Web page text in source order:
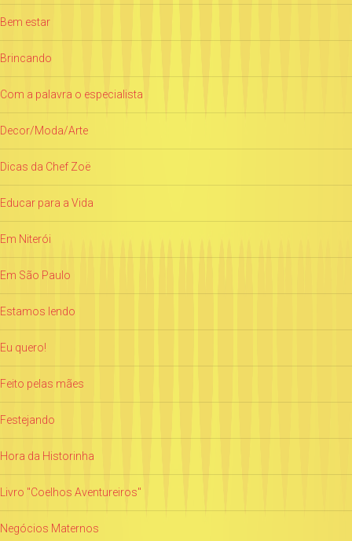
Bem estar
Brincando
Com a palavra o especialista
Decor/Moda/Arte
Dicas da Chef Zoë
Educar para a Vida
Em Niterói
Em São Paulo
Estamos lendo
Eu quero!
Feito pelas mães
Festejando
Hora da Historinha
Livro "Coelhos Aventureiros"
Negócios Maternos